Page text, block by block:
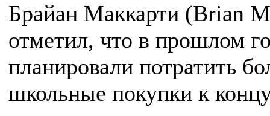
Брайан Маккарти (Brian
отметил, что в прошлом
планировали потратить
школьные покупки к